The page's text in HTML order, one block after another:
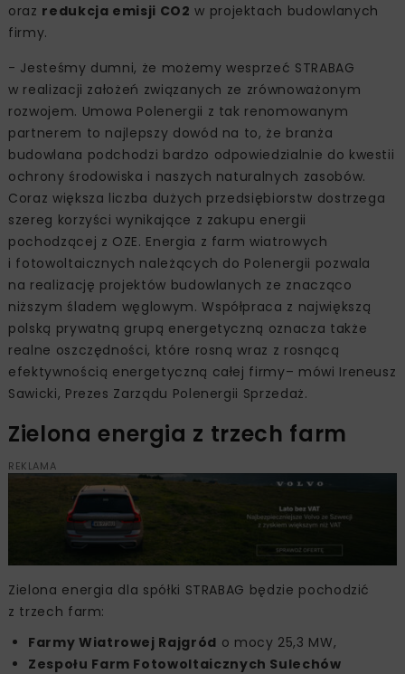
oraz redukcja emisji CO2 w projektach budowlanych
firmy.
- Jesteśmy dumni, że możemy wesprzeć STRABAG
w realizacji założeń związanych ze zrównoważonym
rozwojem. Umowa Polenergii z tak renomowanym
partnerem to najlepszy dowód na to, że branża
budowlana podchodzi bardzo odpowiedzialnie do kwestii
ochrony środowiska i naszych naturalnych zasobów.
Coraz większa liczba dużych przedsiębiorstw dostrzega
szereg korzyści wynikające z zakupu energii
pochodzącej z OZE. Energia z farm wiatrowych
i fotowoltaicznych należących do Polenergii pozwala
na realizację projektów budowlanych ze znacząco
niższym śladem węglowym. Współpraca z największą
polską prywatną grupą energetyczną oznacza także
realne oszczędności, które rosną wraz z rosnącą
efektywnością energetyczną całej firmy– mówi Ireneusz
Sawicki, Prezes Zarządu Polenergii Sprzedaż.
Zielona energia z trzech farm
REKLAMA
Zielona energia dla spółki STRABAG będzie pochodzić
z trzech farm:
Farmy Wiatrowej Rajgród o mocy 25,3 MW,
Zespołu Farm Fotowoltaicznych Sulechów